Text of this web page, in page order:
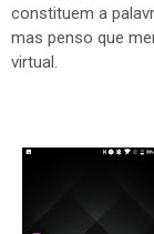
constituem a
mas penso que
virtual.